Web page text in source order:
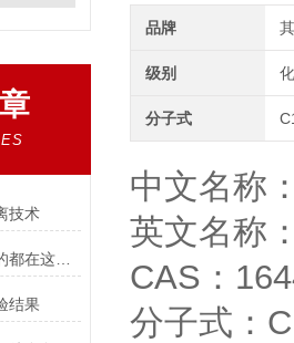
技术
关于达帕菲尼游离，我知道的都在这儿了！
结果
品牌
级别
分子式
中文名称
英文名称
CAS：
分子式：